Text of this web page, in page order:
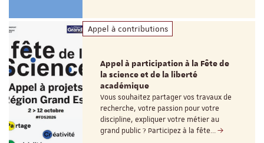
Appel à contributions
Appel à participation à la Fête de
la science et de la liberté
académique
Vous souhaitez partager vos travaux de
recherche, votre passion pour votre
discipline, expliquer votre métier au
grand public ? Participez à la fête…